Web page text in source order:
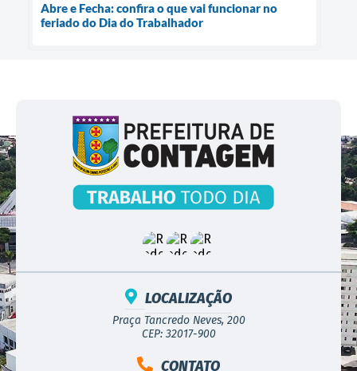
Abre e Fecha: confira o que vai funcionar no
feriado do Dia do Trabalhador
LOCALIZAÇÃO
Praça Tancredo Neves, 200
CEP: 32017-900
CONTATO